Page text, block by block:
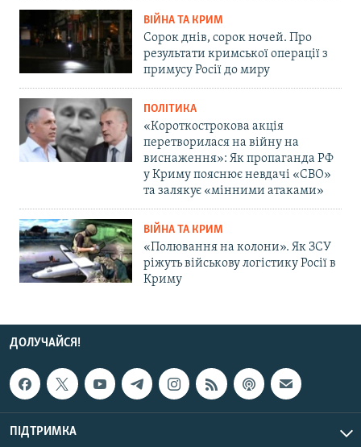
ВІЙНА ТА КРИМ
Сорок днів, сорок ночей. Про
результати кримської операції з
примусу Росії до миру
ПОЛІТИКА
«Короткострокова акція
перетворилася на війну на
виснаження»: Як пропаганда РФ
у Криму пояснює невдачі «СВО»
та залякує «мінними атаками»
ВІЙНА ТА КРИМ
«Полювання на колони». Як ЗСУ
ріжуть військову логістику Росії в
Криму
ДОЛУЧАЙСЯ!
ПІДТРИМКА